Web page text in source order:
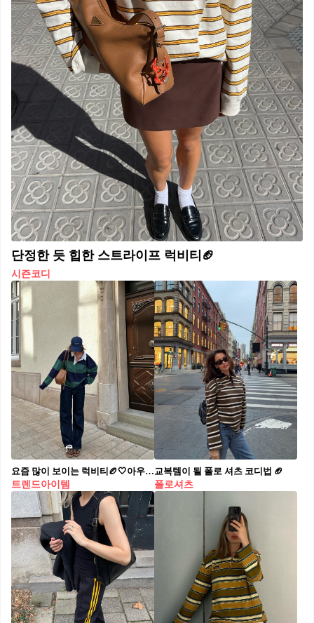
단정한 듯 힙한 스트라이프 럭비티🏈
시즌코디
요즘 많이 보이는 럭비티🏉🤍아우터 안에 쏙@입어봐
트렌드아이템
교복템이 될 폴로 셔츠 코디법 🏈
폴로셔츠